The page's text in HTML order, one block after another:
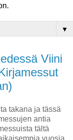
▼
Viini
takana ja tässä
antia
tältä